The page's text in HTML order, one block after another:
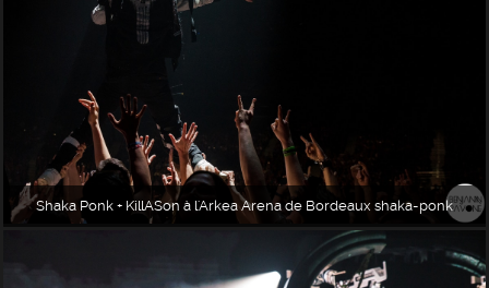
Shaka Ponk + KillASon à l'Arkea Arena de Bordeaux shaka-ponk